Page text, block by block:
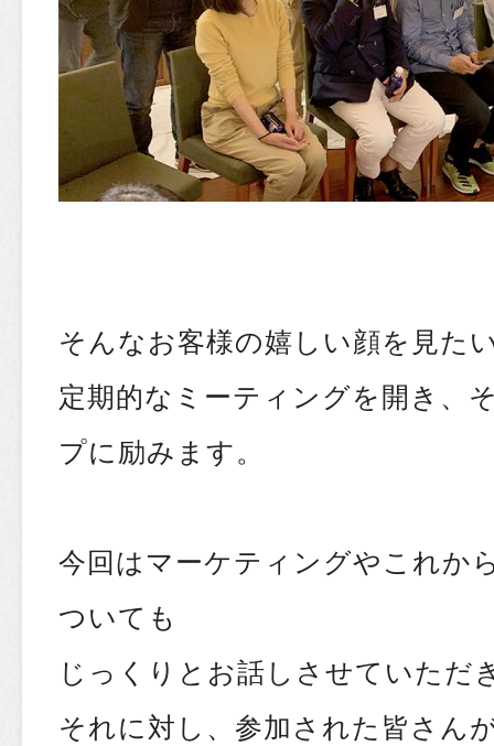
そんなお客様の嬉しい顔を見た
定期的なミーティングを開き、
プに励みます。
今回はマーケティングやこれか
ついても
じっくりとお話しさせていただ
それに対し、参加された皆さん